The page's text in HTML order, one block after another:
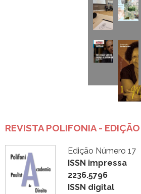
REVISTA POLIFONIA -
Edição Número 17
ISSN impressa
2236.5796
ISSN digital